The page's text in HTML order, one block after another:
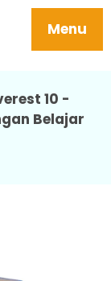
Menu
Rusak
10 -
Belajar